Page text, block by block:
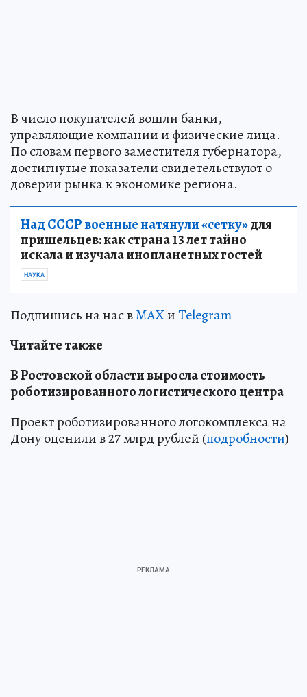
В число покупателей вошли банки,
управляющие компании и физические лица.
По словам первого заместителя губернатора,
достигнутые показатели свидетельствуют о
доверии рынка к экономике региона.
Над СССР военные натянули «сетку»для
пришельцев: как страна 13 лет тайно
искала и изучала инопланетных гостей
НАУКА
Подпишись на нас вMAXиTelegram
Читайте также
В Ростовской области выросла стоимость
роботизированного логистического центра
Проект роботизированного логокомплекса на
Дону оценили в 27 млрд рублей (подробности)